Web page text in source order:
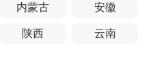
内蒙古 安徽
陕西 云南